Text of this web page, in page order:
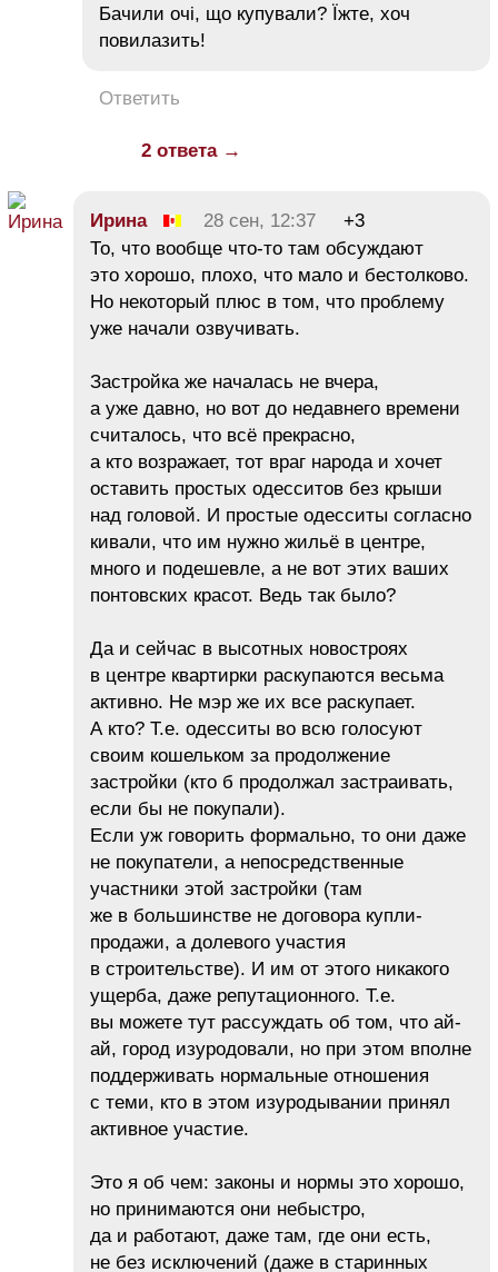
Бачили очі, що купували? Їжте, хоч
повилазить!
Ответить
2 ответа →
Иpинa 28 сен, 12:37
+3
То, что вообще что-то там обсуждают
это хорошо, плохо, что мало и бестолково.
Но некоторый плюс в том, что проблему
уже начали озвучивать.
Застройка же началась не вчера,
а уже давно, но вот до недавнего времени
считалось, что всё прекрасно,
а кто возражает, тот враг народа и хочет
оставить простых одесситов без крыши
над головой. И простые одесситы согласно
кивали, что им нужно жильё в центре,
много и подешевле, а не вот этих ваших
понтовских красот. Ведь так было?
Да и сейчас в высотных новостроях
в центре квартирки раскупаются весьма
активно. Не мэр же их все раскупает.
А кто? Т.е. одесситы во всю голосуют
своим кошельком за продолжение
застройки (кто б продолжал застраивать,
если бы не покупали).
Если уж говорить формально, то они даже
не покупатели, а непосредственные
участники этой застройки (там
же в большинстве не договора купли-
продажи, а долевого участия
в строительстве). И им от этого никакого
ущерба, даже репутационного. Т.е.
вы можете тут рассуждать об том, что ай-
ай, город изуродовали, но при этом вполне
поддерживать нормальные отношения
с теми, кто в этом изуродывании принял
активное участие.
Это я об чем: законы и нормы это хорошо,
но принимаются они небыстро,
да и работают, даже там, где они есть,
не без исключений (даже в старинных